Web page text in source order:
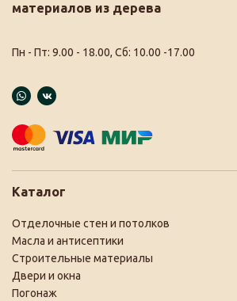
материалов из дерева
Пн - Пт: 9.00 - 18.00, Сб: 10.00 -17.00
Каталог
Отделочные стен и потолков
Масла и антисептики
Строительные материалы
Двери и окна
Погонаж